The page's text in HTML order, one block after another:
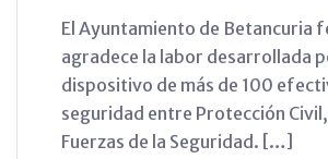
El Ayuntamiento de Betancuria
agradece la labor desarrollada
dispositivo de más de 100
seguridad entre Protección Civil,
Fuerzas de la Seguridad. […]